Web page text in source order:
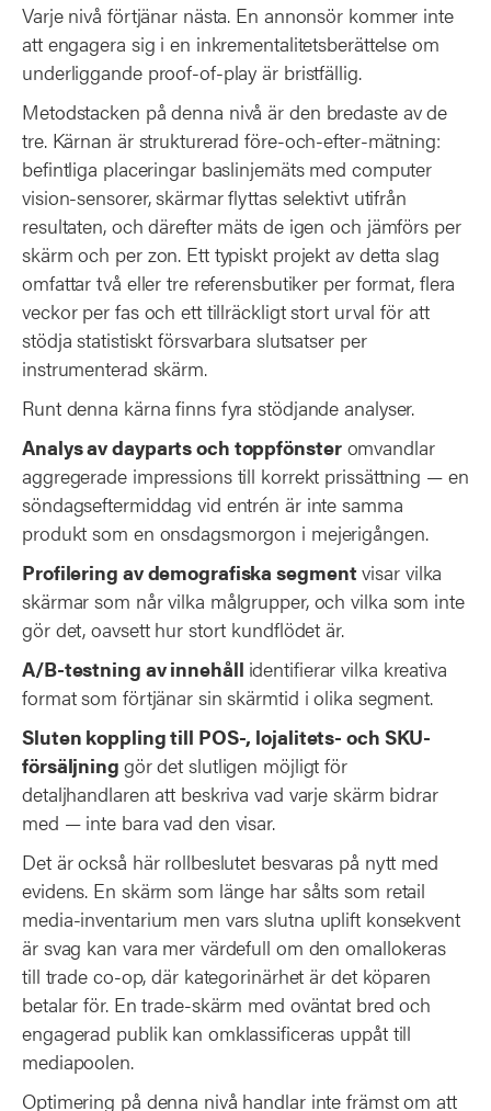
Varje nivå förtjänar nästa. En annonsör kommer inte
att engagera sig i en inkrementalitetsberättelse om
underliggande proof-of-play är bristfällig.
Metodstacken på denna nivå är den bredaste av de
tre. Kärnan är strukturerad före-och-efter-mätning:
befintliga placeringar baslinjemäts med computer
vision-sensorer, skärmar flyttas selektivt utifrån
resultaten, och därefter mäts de igen och jämförs per
skärm och per zon. Ett typiskt projekt av detta slag
omfattar två eller tre referensbutiker per format, flera
veckor per fas och ett tillräckligt stort urval för att
stödja statistiskt försvarbara slutsatser per
instrumenterad skärm.
Runt denna kärna finns fyra stödjande analyser.
Analys av dayparts och toppfönsteromvandlar
aggregerade impressions till korrekt prissättning — en
söndagseftermiddag vid entrén är inte samma
produkt som en onsdagsmorgon i mejerigången.
Profilering av demografiska segment visar vilka
skärmar som når vilka målgrupper, och vilka som inte
gör det, oavsett hur stort kundflödet är.
A/B-testning av innehåll identifierar vilka kreativa
format som förtjänar sin skärmtid i olika segment.
Sluten koppling till POS-, lojalitets- och SKU-
försäljning gör det slutligen möjligt för
detaljhandlaren att beskriva vad varje skärm bidrar
med — inte bara vad den visar.
Det är också här rollbeslutet besvaras på nytt med
evidens. En skärm som länge har sålts som retail
media-inventarium men vars slutna uplift konsekvent
är svag kan vara mer värdefull om den omallokeras
till trade co-op, där kategorinärhet är det köparen
betalar för. En trade-skärm med oväntat bred och
engagerad publik kan omklassificeras uppåt till
mediapoolen.
Optimering på denna nivå handlar inte främst om att